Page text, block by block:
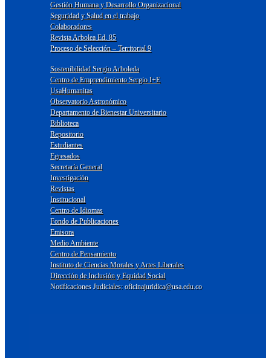
Gestión Humana y Desarrollo Organizacional
Seguridad y Salud en el trabajo
Colaboradores
Revista Arbolea Ed. 85
Proceso de Selección – Territorial 9
Sostenibilidad Sergio Arboleda
Centro de Emprendimiento Sergio I+E
UsaHumanitas
Observatorio Astronómico
Departamento de Bienestar Universitario
Biblioteca
Repositorio
Estudiantes
Egresados
Secretaría General
Investigación
Revistas
Institucional
Centro de Idiomas
Fondo de Publicaciones
Emisora
Medio Ambiente
Centro de Pensamiento
Instituto de Ciencias Morales y Artes Liberales
Dirección de Inclusión y Equidad Social
Notificaciones Judiciales: oficinajuridica@usa.edu.co